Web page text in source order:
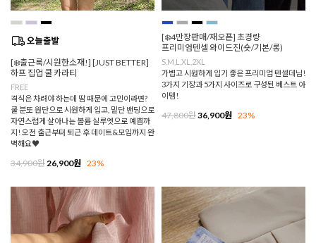
[❄️출근룩/시원한소재!] [JUST BETTER]
하프 집업 쿨 카라티
FREE
격식은 차려야 하는데 땀 때문에 고민이라면?
쿨 분또 원단으로 시원하게 입고, 밑단 밴딩으로
자연스럽게 살아나는 볼륨 실루엣으로 예쁨까
지! 오전 출근부터 퇴근 후 데이트&모임까지 완
벽해요♥
34,900원 26,900원 23%
[❄️4만장판매/재오픈] 초경량
프리미엄텐셀 와이드진(숏/기본/롱)
S,M,L,XL,2XL
가볍고 시원하게 입기 좋은 프리미엄 텐셀데님!
3가지 기장과 5가지 사이즈로 구성된 베스트 아
이템!
47,800원36,900원 23%